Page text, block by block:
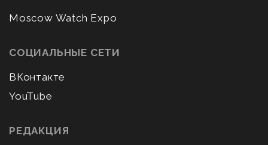
Moscow Watch Expo
СОЦИАЛЬНЫЕ СЕТИ
ВКонтакте
YouTube
РЕДАКЦИЯ